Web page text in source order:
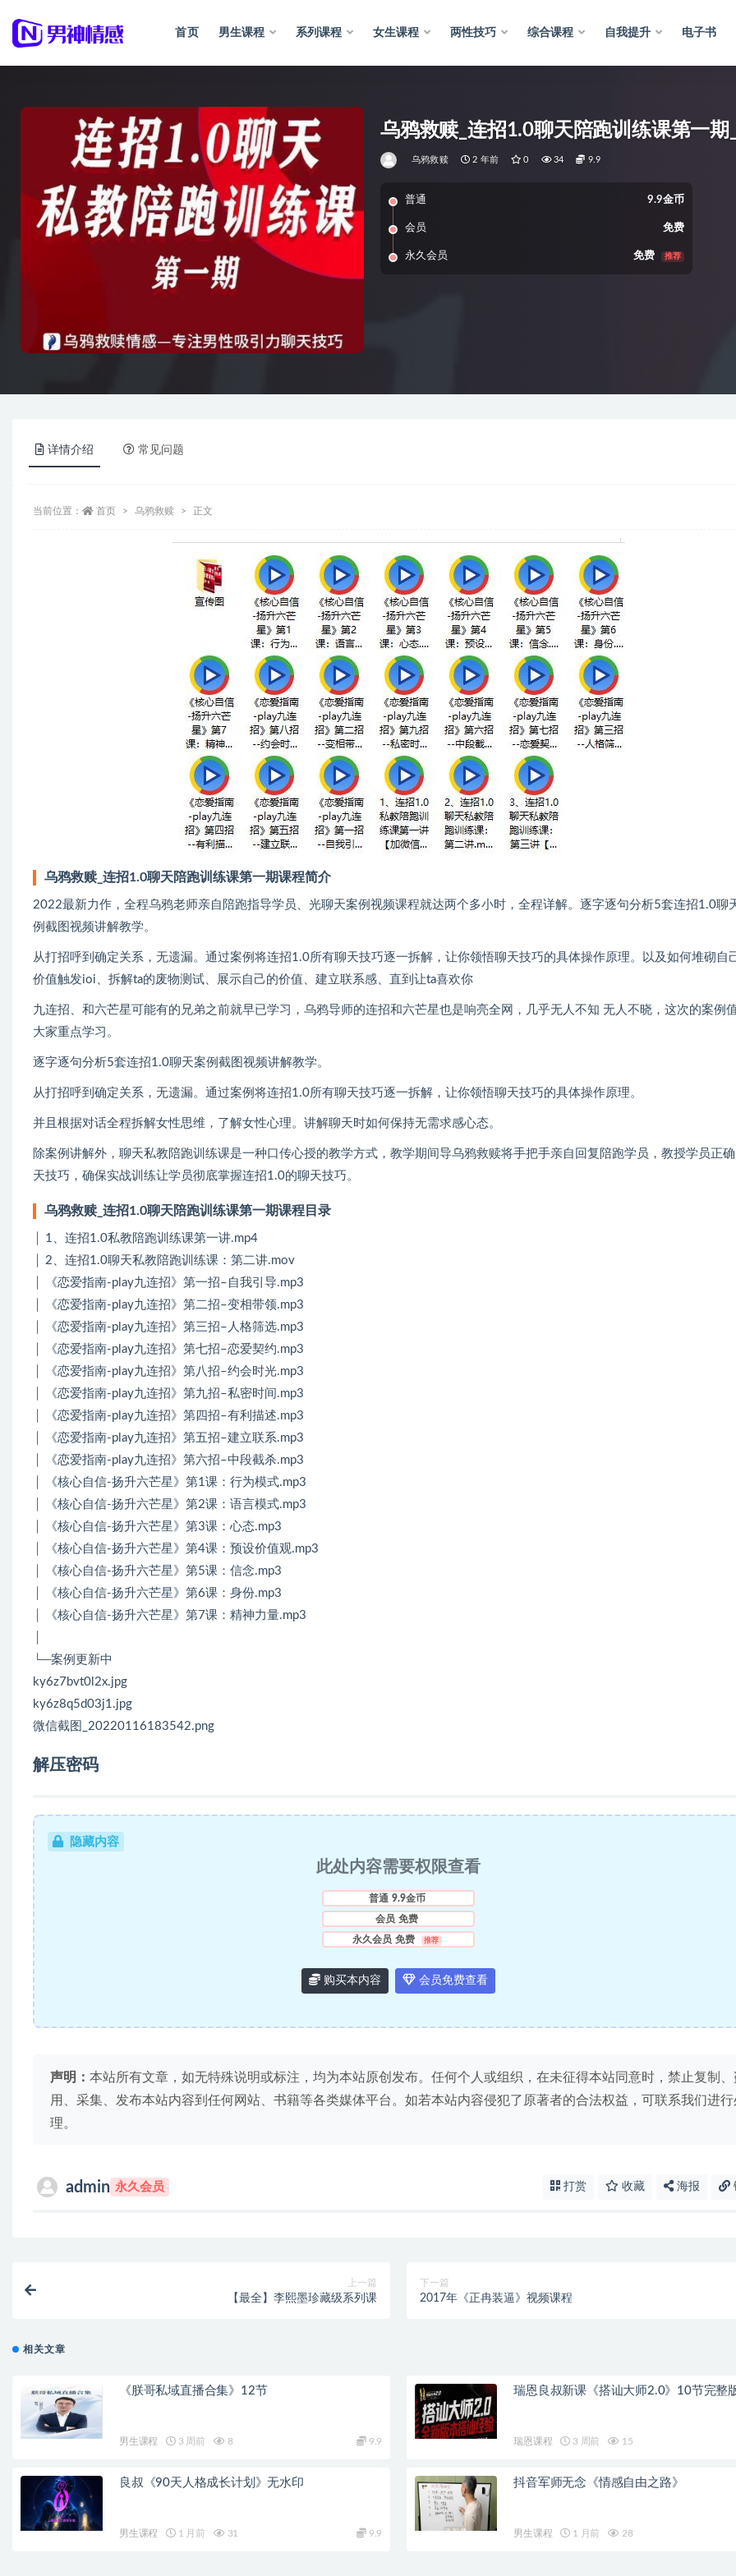
首页 男生课程 系列课程 女生课程 两性技巧 综合课程 自我提升 电子书
乌鸦救赎_连招1.0聊天陪跑训练课第一
乌鸦救赎 2 年前 0 34 9.9
普通 9.9金币
会员 免费
永久会员 免费 推荐
详情介绍 常见问题
当前位置： 首页 乌鸦救赎 正文
乌鸦救赎_连招1.0聊天陪跑训练课第一期课程简介
2022最新力作，全程乌鸦老师亲自陪跑指导学员、光聊天案例视频课程就达两个多小时，全程详解。逐字逐句分析5套连招1.0聊
例截图视频讲解教学。
从打招呼到确定关系，无遗漏。通过案例将连招1.0所有聊天技巧逐一拆解，让你领悟聊天技巧的具体操作原理。以及如何堆砌自
价值触发ioi、拆解ta的废物测试、展示自己的价值、建立联系感、直到让ta喜欢你
九连招、和六芒星可能有的兄弟之前就早已学习，乌鸦导师的连招和六芒星也是响亮全网，几乎无人不知 无人不晓，这次的案例
大家重点学习。
逐字逐句分析5套连招1.0聊天案例截图视频讲解教学。
从打招呼到确定关系，无遗漏。通过案例将连招1.0所有聊天技巧逐一拆解，让你领悟聊天技巧的具体操作原理。
并且根据对话全程拆解女性思维，了解女性心理。讲解聊天时如何保持无需求感心态。
除案例讲解外，聊天私教陪跑训练课是一种口传心授的教学方式，教学期间导乌鸦救赎将手把手亲自回复陪跑学员，教授学员正
天技巧，确保实战训练让学员彻底掌握连招1.0的聊天技巧。
乌鸦救赎_连招1.0聊天陪跑训练课第一期课程目录
│ 1、连招1.0私教陪跑训练课第一讲.mp4
│ 2、连招1.0聊天私教陪跑训练课：第二讲.mov
│ 《恋爱指南-play九连招》第一招–自我引导.mp3
│ 《恋爱指南-play九连招》第二招–变相带领.mp3
│ 《恋爱指南-play九连招》第三招–人格筛选.mp3
│ 《恋爱指南-play九连招》第七招–恋爱契约.mp3
│ 《恋爱指南-play九连招》第八招–约会时光.mp3
│ 《恋爱指南-play九连招》第九招–私密时间.mp3
│ 《恋爱指南-play九连招》第四招–有利描述.mp3
│ 《恋爱指南-play九连招》第五招–建立联系.mp3
│ 《恋爱指南-play九连招》第六招–中段截杀.mp3
│ 《核心自信-扬升六芒星》第1课：行为模式.mp3
│ 《核心自信-扬升六芒星》第2课：语言模式.mp3
│ 《核心自信-扬升六芒星》第3课：心态.mp3
│ 《核心自信-扬升六芒星》第4课：预设价值观.mp3
│ 《核心自信-扬升六芒星》第5课：信念.mp3
│ 《核心自信-扬升六芒星》第6课：身份.mp3
│ 《核心自信-扬升六芒星》第7课：精神力量.mp3
└─案例更新中
ky6z7bvt0l2x.jpg
ky6z8q5d03j1.jpg
微信截图_20220116183542.png
解压密码
隐藏内容
此处内容需要权限查看
普通 9.9金币
会员 免费
永久会员 免费 推荐
购买本内容 会员免费查看
声明： 本站所有文章，如无特殊说明或标注，均为本站原创发布。任何个人或组织，在未征得本站同意时，禁止复制、
用、采集、发布本站内容到任何网站、书籍等各类媒体平台。如若本站内容侵犯了原著者的合法权益，可联系我们进行
理。
admin 永久会员 打赏 收藏 海报
上一篇
【最全】李熙墨珍藏级系列课
下一篇
2017年《正冉装逼》视频课程
相关文章
《朕哥私域直播合集》12节
男生课程 3 周前 8 9.9
瑞恩良叔新课《搭讪大师2.0》10节完整
瑞恩课程 3 周前 15
良叔《90天人格成长计划》无水印
男生课程 1 月前 31 9.9
抖音军师无念《情感自由之路》
男生课程 1 月前 28